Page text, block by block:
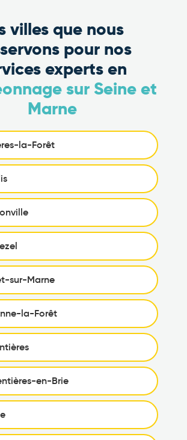
villes que nous
pour nos
experts en
sur Seine et
Marne
la-Forêt
sur-Marne
la-Forêt
en-Brie